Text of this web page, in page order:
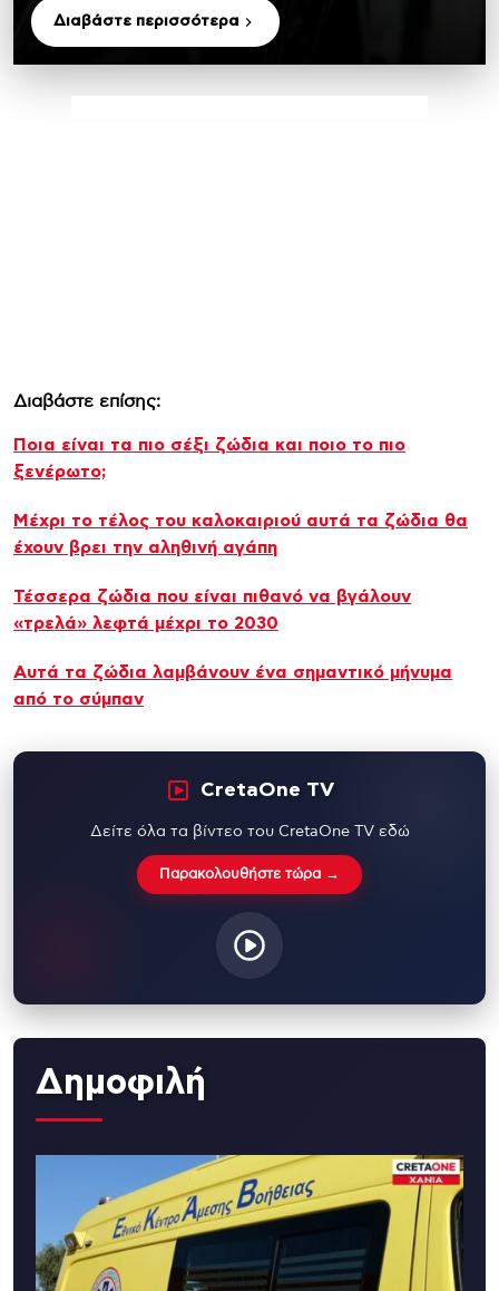
Διαβάστε περισσότερα
Διαβάστε επίσης:
Ποια είναι τα πιο σέξι ζώδια και ποιο το πιο
ξενέρωτο;
Μέχρι το τέλος του καλοκαιριού αυτά τα ζώδια θα
έχουν βρει την αληθινή αγάπη
Τέσσερα ζώδια που είναι πιθανό να βγάλουν
«τρελά» λεφτά μέχρι το 2030
Αυτά τα ζώδια λαμβάνουν ένα σημαντικό μήνυμα
από το σύμπαν
CretaOne TV
Δείτε όλα τα βίντεο του CretaOne TV εδώ
Παρακολουθήστε τώρα →
Δημοφιλή